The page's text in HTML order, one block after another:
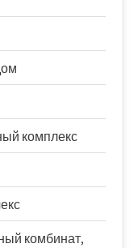
комплекс
комбинат,